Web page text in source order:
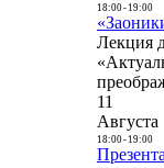
18:00- 19:00
Лекция
11
Августа
18:00- 19:00